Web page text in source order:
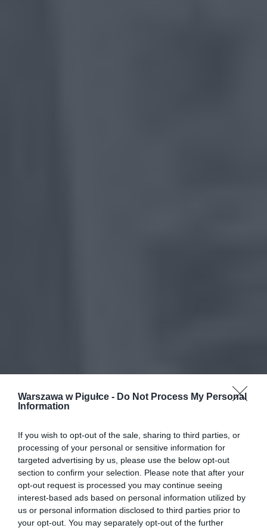
Warszawa w Pigułce - Do Not Process My Personal
Information
If you wish to opt-out of the sale, sharing to third parties, or
processing of your personal or sensitive information for
targeted advertising by us, please use the below opt-out
section to confirm your selection. Please note that after your
opt-out request is processed you may continue seeing
interest-based ads based on personal information utilized by
us or personal information disclosed to third parties prior to
your opt-out. You may separately opt-out of the further